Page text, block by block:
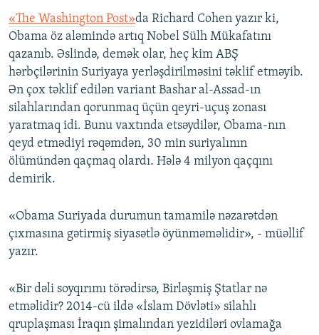
«The Washington Post»da Richard Cohen yazır ki,
Obama öz aləmində artıq Nobel Sülh Mükafatını
qazanıb. Əslində, demək olar, heç kim ABŞ
hərbçilərinin Suriyaya yerləşdirilməsini təklif etməyib.
Ən çox təklif edilən variant Bashar al-Assad-ın
silahlarından qorunmaq üçün qeyri-uçuş zonası
yaratmaq idi. Bunu vaxtında etsəydilər, Obama-nın
qeyd etmədiyi rəqəmdən, 30 min suriyalının
ölümündən qaçmaq olardı. Hələ 4 milyon qaçqını
demirik.
«Obama Suriyada durumun tamamilə nəzarətdən
çıxmasına gətirmiş siyasətlə öyünməməlidir», - müəllif
yazır.
«Bir dəli soyqırımı törədirsə, Birləşmiş Ştatlar nə
etməlidir? 2014-cü ildə «İslam Dövləti» silahlı
qruplaşması İraqın şimalından yezidiləri ovlamağa